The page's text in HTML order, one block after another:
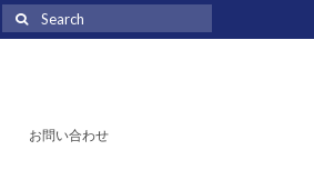
Search
for:
お問い合わせ